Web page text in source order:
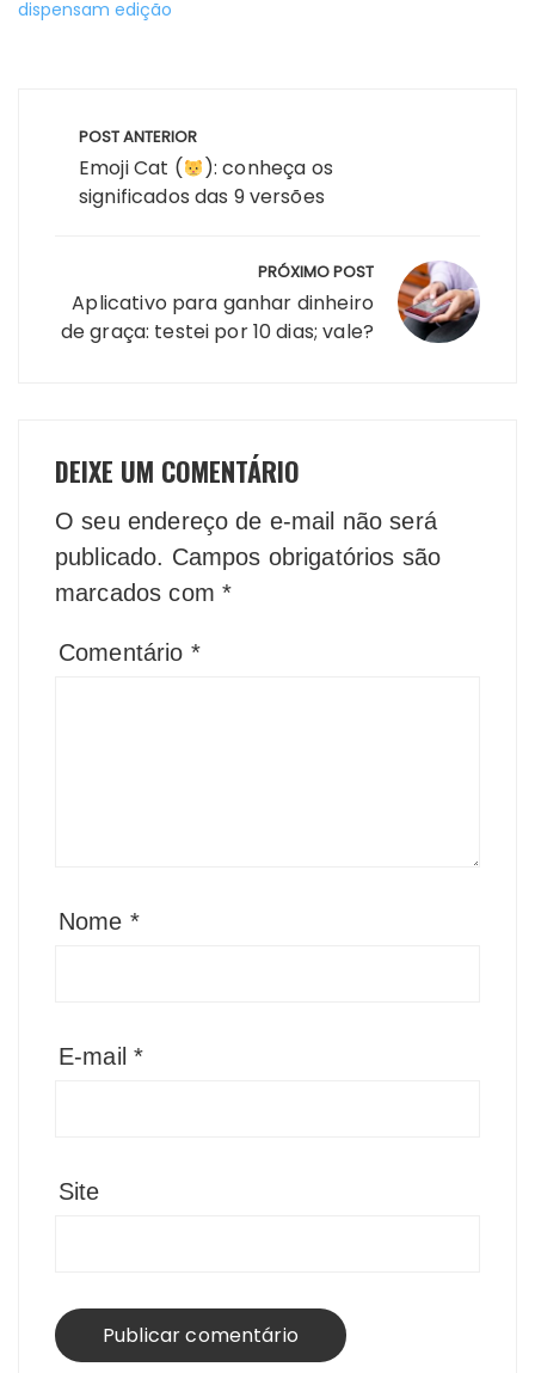
dispensam edição
Post
POST ANTERIOR
Emoji Cat (
): conheça os
significados das 9 versões
PRÓXIMO POST
Aplicativo para ganhar dinheiro
de graça: testei por 10 dias; vale?
DEIXE UM COMENTÁRIO
O seu endereço de e-mail não será
publicado. Campos obrigatórios são
marcados com *
Comentário *
Nome *
E-mail*
Site